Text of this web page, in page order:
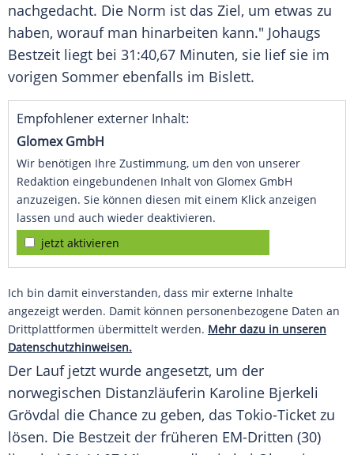
nachgedacht. Die Norm ist das Ziel, um etwas zu
haben, worauf man hinarbeiten kann." Johaugs
Bestzeit liegt bei 31:40,67 Minuten, sie lief sie im
vorigen Sommer ebenfalls im Bislett.
Empfohlener externer Inhalt:
Glomex GmbH
Wir benötigen Ihre Zustimmung, um den von unserer
Redaktion eingebundenen Inhalt von Glomex GmbH
anzuzeigen. Sie können diesen mit einem Klick anzeigen
lassen und auch wieder deaktivieren.
jetzt aktivieren
Ich bin damit einverstanden, dass mir externe Inhalte
angezeigt werden. Damit können personenbezogene Daten an
Drittplattformen übermittelt werden. Mehr dazu in unseren
Datenschutzhinweisen.
Der Lauf jetzt wurde angesetzt, um der
norwegischen Distanzläuferin Karoline Bjerkeli
Grövdal die Chance zu geben, das Tokio-Ticket zu
lösen. Die Bestzeit der früheren EM-Dritten (30)